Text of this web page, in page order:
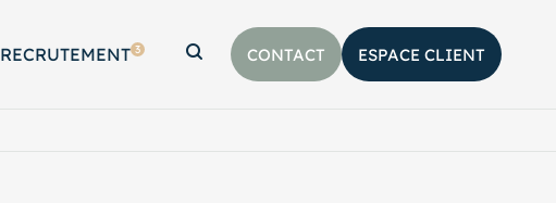
RECRUTEMENT 3
Afficher la barre de recherche
CONTACT ESPACE CLIENT